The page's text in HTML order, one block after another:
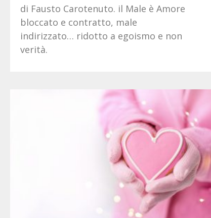
di Fausto Carotenuto. il Male è Amore
bloccato e contratto, male
indirizzato… ridotto a egoismo e non
verità.